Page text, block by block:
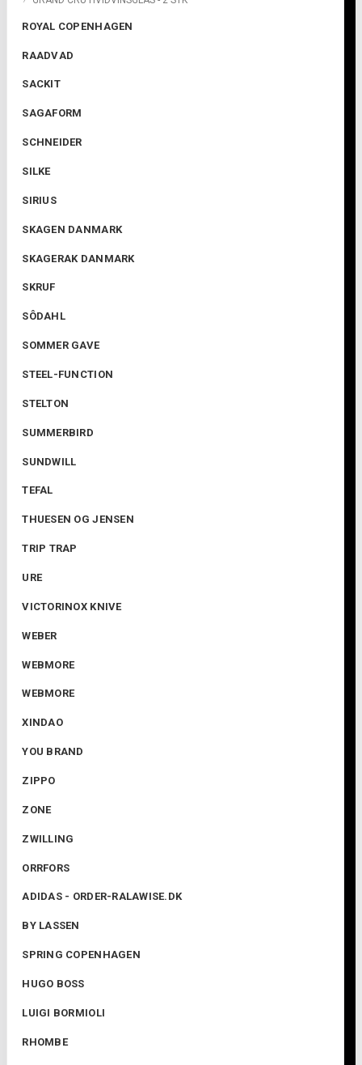
ROYAL COPENHAGEN
RAADVAD
SACKIT
SAGAFORM
SCHNEIDER
SILKE
SIRIUS
SKAGEN DANMARK
SKAGERAK DANMARK
SKRUF
SÔDAHL
SOMMER GAVE
STEEL-FUNCTION
STELTON
SUMMERBIRD
SUNDWILL
TEFAL
THUESEN OG JENSEN
TRIP TRAP
URE
VICTORINOX KNIVE
WEBER
WEBMORE
WEBMORE
XINDAO
YOU BRAND
ZIPPO
ZONE
ZWILLING
ORRFORS
ADIDAS - ORDER-RALAWISE.DK
BY LASSEN
SPRING COPENHAGEN
HUGO BOSS
LUIGI BORMIOLI
RHOMBE